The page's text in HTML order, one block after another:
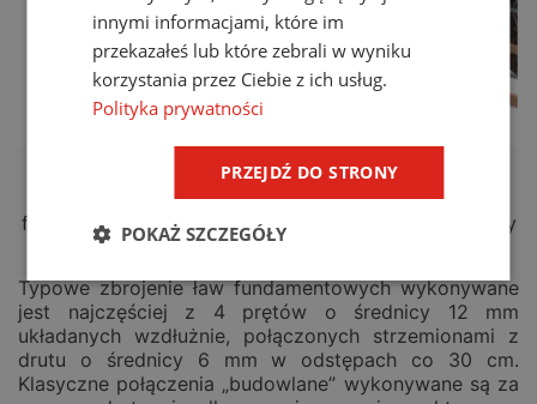
Uziom fundamentowy z wykorzystaniem
zbrojenia ławy
fundamentowej oraz rozbudową o dodatkowe uziomy
w gruncie
Typowe zbrojenie ław fundamentowych wykonywane
jest najczęściej z 4 prętów o średnicy 12 mm
układanych wzdłużnie, połączonych strzemionami z
drutu o średnicy 6 mm w odstępach co 30 cm.
Klasyczne połączenia „budowlane” wykonywane są za
innymi informacjami, które im
przekazałeś lub które zebrali w wyniku
korzystania przez Ciebie z ich usług.
Polityka prywatności
PRZEJDŹ DO STRONY
POKAŻ SZCZEGÓŁY